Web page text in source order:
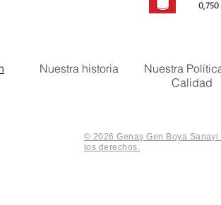
Nuestra historia
Nuestra
Calidad
© 2026 Genaş Gen Boya
los derechos.